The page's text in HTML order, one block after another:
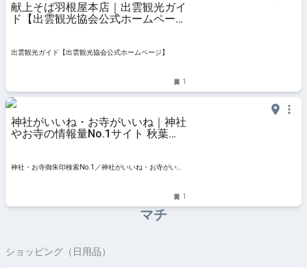
献上そば羽根屋本店｜出雲観光ガイ
ド【出雲観光協会公式ホームペー
出雲観光ガイド【出雲観光協会公式ホームページ】
1
神社がいいね・お寺がいいね｜神社
やお寺の情報量No.1サイト 秋葉神
神社・お寺御朱印検索No.1／神社がいいね・お寺がいい
1
マチ
ショッピング（日用品）